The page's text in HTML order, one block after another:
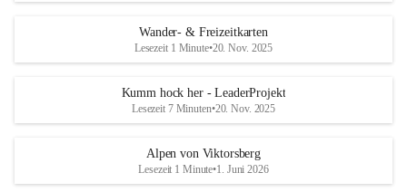
Wander- & Freizeitkarten
Lesezeit 1 Minute•20. Nov. 2025
Kumm hock her - LeaderProjekt
Lesezeit 7 Minuten•20. Nov. 2025
Alpen von Viktorsberg
Lesezeit 1 Minute•1. Juni 2026